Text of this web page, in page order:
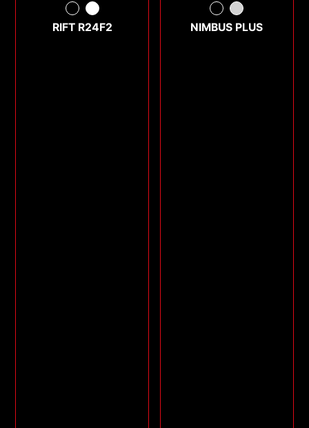
RIFT R24F2 NIMBUS PLUS